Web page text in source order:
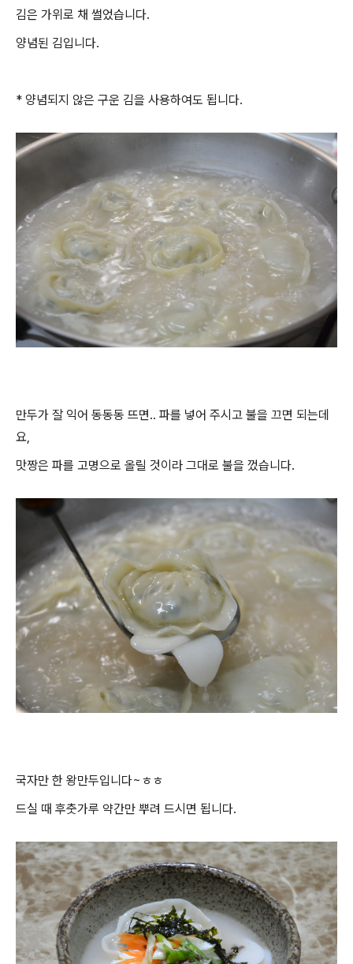
김은 가위로 채 썰었습니다.
양념된 김입니다.
* 양념되지 않은 구운 김을 사용하여도 됩니다.
만두가 잘 익어 동동동 뜨면.. 파를 넣어 주시고 불을 끄면 되는데
요,
맛짱은 파를 고명으로 올릴 것이라 그대로 불을 껐습니다.
국자만 한 왕만두입니다~ㅎㅎ
드실 때 후춧가루 약간만 뿌려 드시면 됩니다.